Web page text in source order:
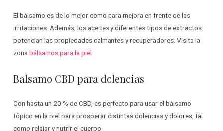
El bálsamo es de lo mejor como para mejora en frente de las
irritaciones. Además, los aceites y diferentes tipos de extractos
potencian las propiedades calmantes y recuperadores. Visita la
zonabálsamos para la piel
Balsamo CBD para dolencias
Con hasta un 20 % de CBD, es perfecto para usar el bálsamo
tópico en la piel para prosperar distintas dolencias y dolores, tal
como relajar y nutrir el cuerpo.